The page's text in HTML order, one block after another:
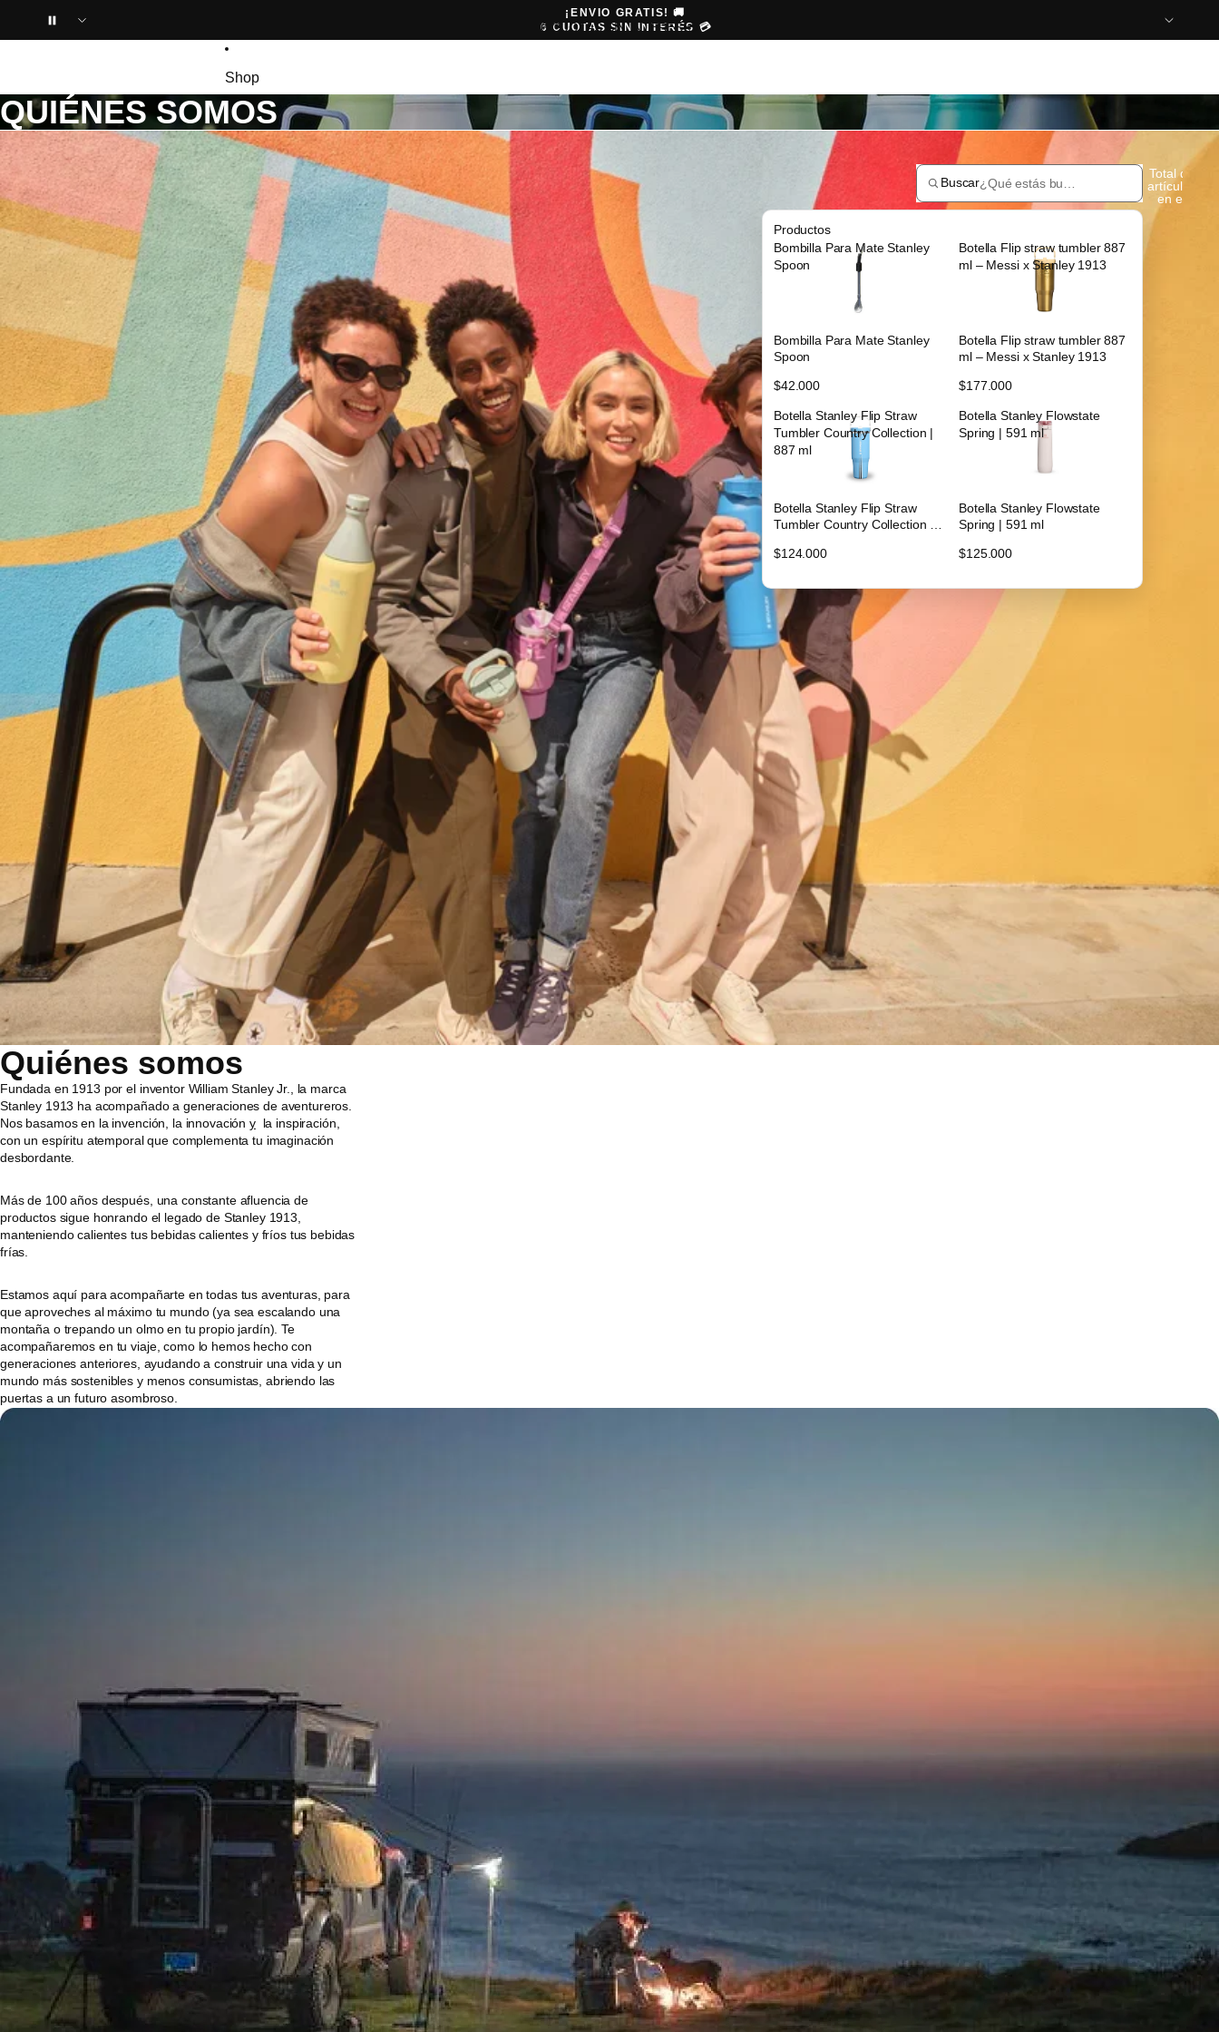
¡ENVIO GRATIS! 🚚
6 CUOTAS SIN INTERÉS 💳
6 CUOTAS SIN INTERÉS 💳
Shop
Personalizá
Colecciones
Alianzas
Sale 🔥
Buscar
Productos
Bombilla Para Mate Stanley
Spoon
Bombilla Para Mate Stanley
Spoon
$42.000
Botella Flip straw tumbler 887
ml – Messi x Stanley 1913
Botella Flip straw tumbler 887
ml – Messi x Stanley 1913
$177.000
Botella Stanley Flip Straw
Tumbler Country Collection |
887 ml
Botella Stanley Flip Straw
Tumbler Country Collection |
$124.000
Botella Stanley Flowstate
Spring | 591 ml
Botella Stanley Flowstate
Spring | 591 ml
$125.000
Total de
artículos
en el
carrito:
QUIÉNES SOMOS
Quiénes somos
Fundada en 1913 por el inventor William Stanley Jr., la marca
Stanley 1913 ha acompañado a generaciones de aventureros.
Nos basamos en la invención, la innovación yla inspiración,
con un espíritu atemporal que complementa tu imaginación
desbordante.
Más de 100 años después, una constante afluencia de
productos sigue honrando el legado de Stanley 1913,
manteniendo calientes tus bebidas calientes y fríos tus bebidas
frías.
Estamos aquí para acompañarte en todas tus aventuras, para
que aproveches al máximo tu mundo (ya sea escalando una
montaña o trepando un olmo en tu propio jardín). Te
acompañaremos en tu viaje, como lo hemos hecho con
generaciones anteriores, ayudando a construir una vida y un
mundo más sostenibles y menos consumistas, abriendo las
puertas a un futuro asombroso.